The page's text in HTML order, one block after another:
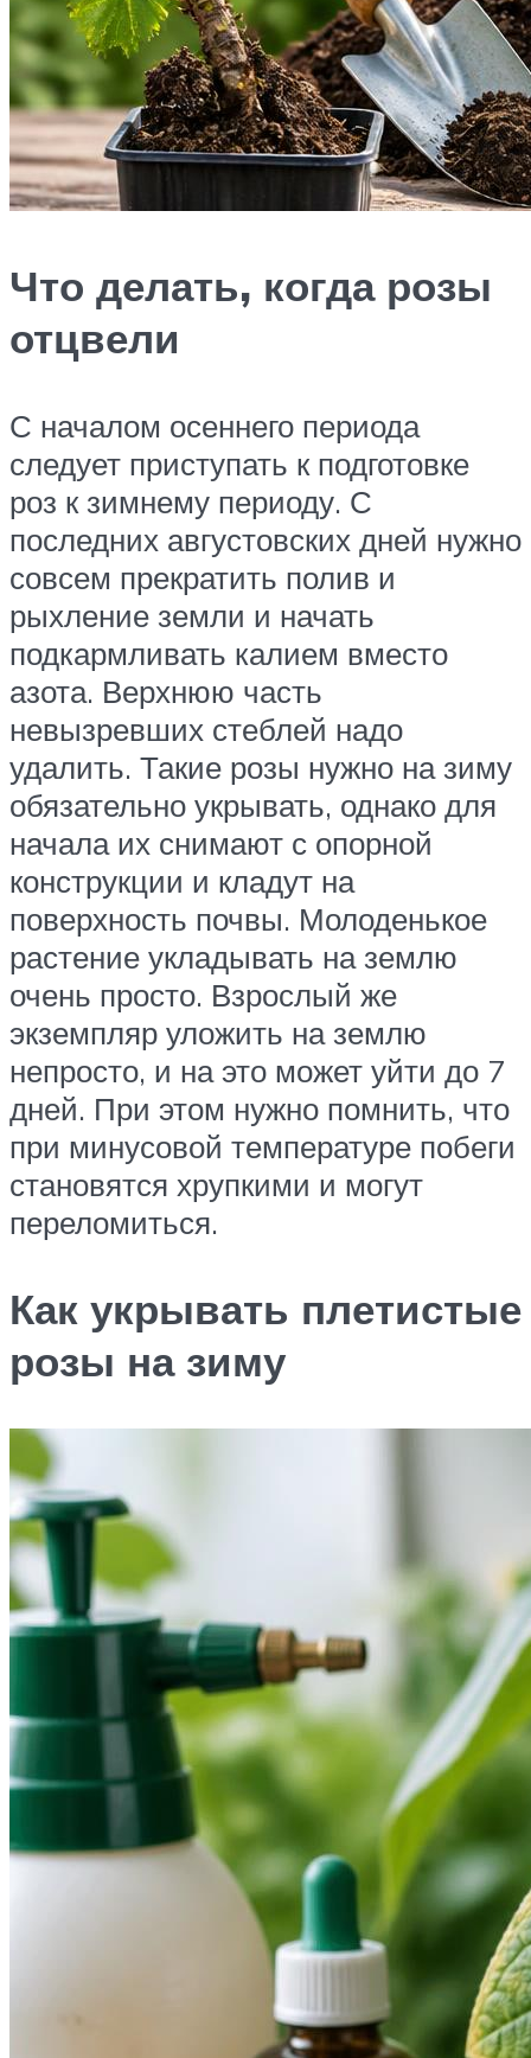
Что делать, когда розы
отцвели
С началом осеннего периода
следует приступать к подготовке
роз к зимнему периоду. С
последних августовских дней нужно
совсем прекратить полив и
рыхление земли и начать
подкармливать калием вместо
азота. Верхнюю часть
невызревших стеблей надо
удалить. Такие розы нужно на зиму
обязательно укрывать, однако для
начала их снимают с опорной
конструкции и кладут на
поверхность почвы. Молоденькое
растение укладывать на землю
очень просто. Взрослый же
экземпляр уложить на землю
непросто, и на это может уйти до 7
дней. При этом нужно помнить, что
при минусовой температуре побеги
становятся хрупкими и могут
переломиться.
Как укрывать плетистые
розы на зиму